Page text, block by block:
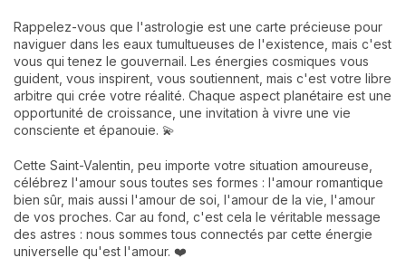
Rappelez-vous que l'astrologie est une carte précieuse pour
naviguer dans les eaux tumultueuses de l'existence, mais c'est
vous qui tenez le gouvernail. Les énergies cosmiques vous
guident, vous inspirent, vous soutiennent, mais c'est votre libre
arbitre qui crée votre réalité. Chaque aspect planétaire est une
opportunité de croissance, une invitation à vivre une vie
consciente et épanouie. 💫
Cette Saint-Valentin, peu importe votre situation amoureuse,
célébrez l'amour sous toutes ses formes : l'amour romantique
bien sûr, mais aussi l'amour de soi, l'amour de la vie, l'amour
de vos proches. Car au fond, c'est cela le véritable message
des astres : nous sommes tous connectés par cette énergie
universelle qu'est l'amour. ❤️